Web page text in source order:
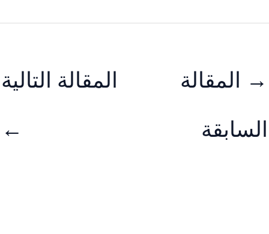
→ المقالة
السابقة
المقالة التالية
←